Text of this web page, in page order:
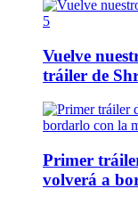
Vuelve
tráiler de
Primer
volverá a